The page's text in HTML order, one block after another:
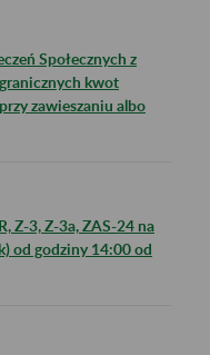
Społecznych z
kwot
zawieszaniu albo
Z-3, Z-3a, ZAS-24 na
od godziny 14:00 od